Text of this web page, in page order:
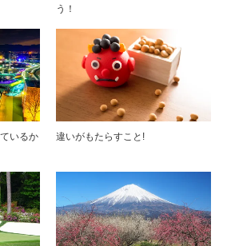
う！
いるか
違いがもたらすこと!